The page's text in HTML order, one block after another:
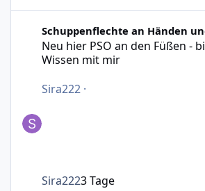
Schuppenflechte an Händen
Neu hier PSO an den Füßen -
Wissen mit mir
Sira222 ·
Sira2223 Tage